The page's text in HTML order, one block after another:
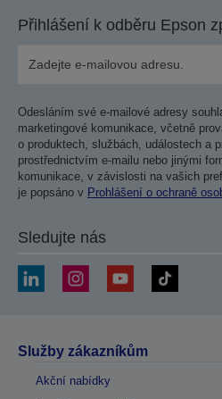
Přihlášení k odběru Epson
Odesláním své e-mailové adresy
marketingové komunikace, včetně
o produktech, službách, událostech a
prostřednictvím e-mailu nebo jinými
komunikace, v závislosti na vašich
je popsáno v Prohlášení o ochraně
Sledujte nás
Služby zákazníkům
Akční nabídky